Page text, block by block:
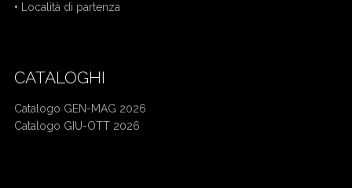
• Località di partenza
CATALOGHI
Catalogo GEN-MAG 2026
Catalogo GIU-OTT 2026